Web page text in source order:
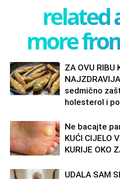
related
more
ZA OVU RIBU
sedmično
holesterol i
Ne bacajte
KUĆI CIJELO
KURIJE OKO
UDALA SAM